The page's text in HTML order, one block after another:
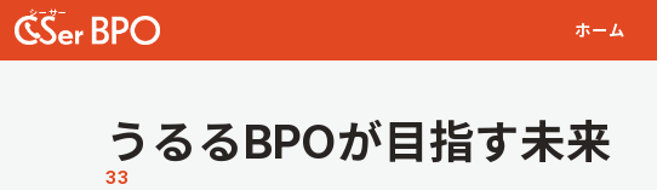
ホーム
うるるBPOが目指す未来
33